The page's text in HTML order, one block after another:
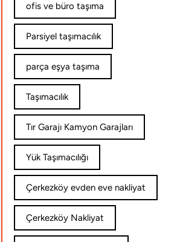
ofis ve büro taşıma
Parsiyel taşımacılık
parça eşya taşıma
Taşımacılık
Tır Garajı Kamyon Garajları
Yük Taşımacılığı
Çerkezköy evden eve nakliyat
Çerkezköy Nakliyat